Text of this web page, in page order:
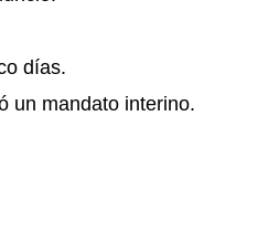
días.
un mandato interino.